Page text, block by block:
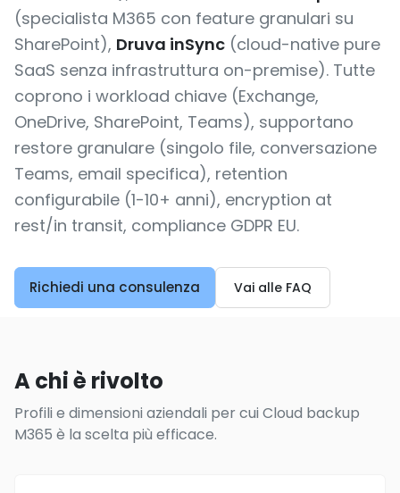
(specialista M365 con feature granulari su
SharePoint), Druva inSync (cloud-native pure
SaaS senza infrastruttura on-premise). Tutte
coprono i workload chiave (Exchange,
OneDrive, SharePoint, Teams), supportano
restore granulare (singolo file, conversazione
Teams, email specifica), retention
configurabile (1-10+ anni), encryption at
rest/in transit, compliance GDPR EU.
Richiedi una consulenza Vai alle FAQ
A chi è rivolto
Profili e dimensioni aziendali per cui Cloud backup
M365 è la scelta più efficace.